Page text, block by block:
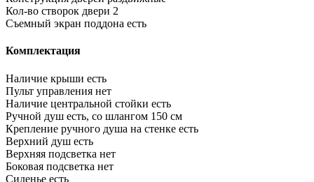
Кол-во створок двери 2
Съемный экран поддона есть
Комплектация
Наличие крыши есть
Пульт управления нет
Наличие центральной стойки есть
Ручной душ есть, со шлангом 150 см
Крепление ручного душа на стенке есть
Верхний душ есть
Верхняя подсветка нет
Боковая подсветка нет
Сиденье есть